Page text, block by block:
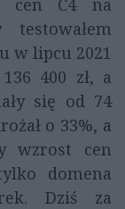
cen C4 na
w lipcu 2021
400 zł, a
się od 74
o 33%, a
wzrost cen
domena
Dziś za